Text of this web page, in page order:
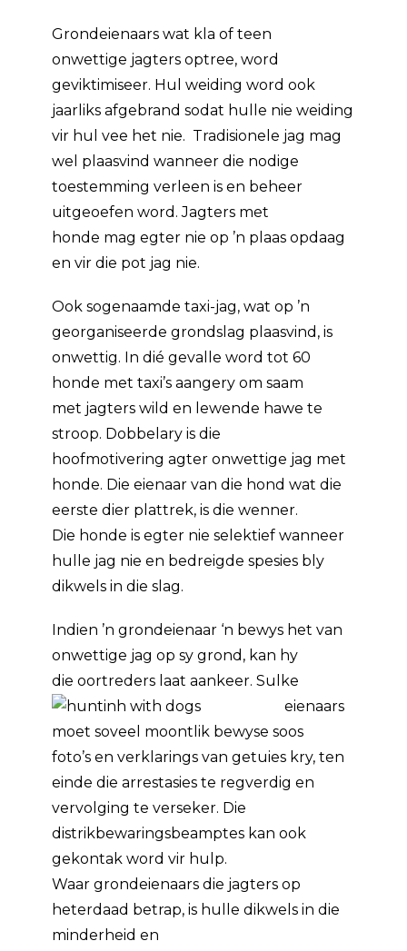
Grondeienaars wat kla of teen
onwettige jagters optree, word
geviktimiseer. Hul weiding word ook
jaarliks afgebrand sodat hulle nie weiding
vir hul vee het nie. Tradisionele jag mag
wel plaasvind wanneer die nodige
toestemming verleen is en beheer
uitgeoefen word. Jagters met
honde mag egter nie op ’n plaas opdaag
en vir die pot jag nie.
Ook sogenaamde taxi-jag, wat op ’n
georganiseerde grondslag plaasvind, is
onwettig. In dié gevalle word tot 60
honde met taxi’s aangery om saam
met jagters wild en lewende hawe te
stroop. Dobbelary is die
hoofmotivering agter onwettige jag met
honde. Die eienaar van die hond wat die
eerste dier plattrek, is die wenner.
Die honde is egter nie selektief wanneer
hulle jag nie en bedreigde spesies bly
dikwels in die slag.
Indien ’n grondeienaar ‘n bewys het van
onwettige jag op sy grond, kan hy
die oortreders laat aankeer.Sulke
eienaars
moet soveel moontlik bewyse soos
foto’s en verklarings van getuies kry, ten
einde die arrestasies te regverdig en
vervolging te verseker. Die
distrikbewaringsbeamptes kan ook
gekontak word vir hulp.
Waar grondeienaars die jagters op
heterdaad betrap, is hulle dikwels in die
minderheid en